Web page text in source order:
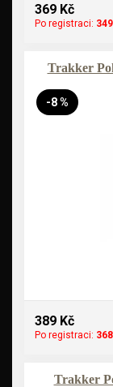
369 Kč
Po registraci:
Trakker
-8 %
389 Kč
Po registraci:
Trakker